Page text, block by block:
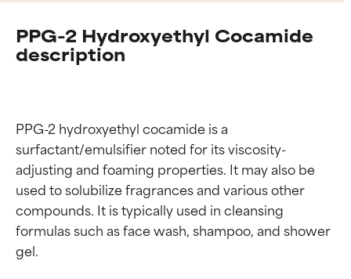
PPG-2 Hydroxyethyl Cocamide
description
PPG-2 hydroxyethyl cocamide is a
surfactant/emulsifier noted for its viscosity-
adjusting and foaming properties. It may also be
used to solubilize fragrances and various other
compounds. It is typically used in cleansing
formulas such as face wash, shampoo, and shower
gel.